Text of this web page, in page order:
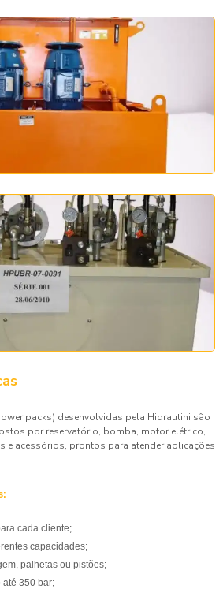
packs) desenvolvidas pela Hidrautini são
por reservatório, bomba, motor elétrico,
acessórios, prontos para atender aplicações
cada cliente;
capacidades;
palhetas ou pistões;
até 350 bar;